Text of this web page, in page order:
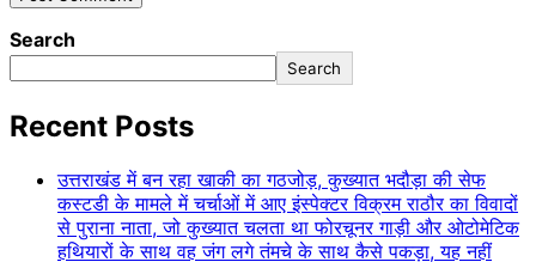
Search
Search
Recent Posts
उत्तराखंड में बन रहा खाकी का गठजोड़, कुख्यात भदौड़ा की सेफ
कस्टडी के मामले में चर्चाओं में आए इंस्पेक्टर विक्रम राठौर का विवादों
से पुराना नाता, जो कुख्यात चलता था फोरचूनर गाड़ी और ओटोमेटिक
हथियारों के साथ वह जंग लगे तंमचे के साथ कैसे पकड़ा, यह नहीं